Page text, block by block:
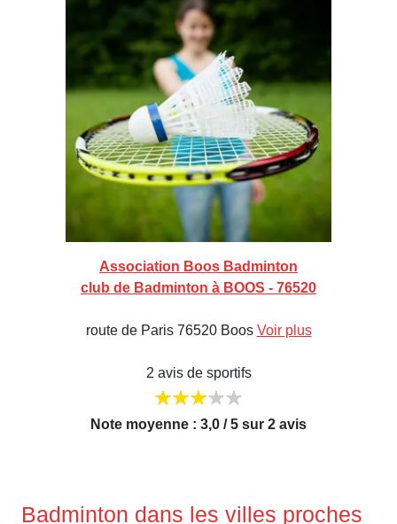
Association Boos Badminton
club de Badminton à BOOS - 76520
route de Paris 76520 Boos Voir plus
2 avis de sportifs
Note moyenne : 3,0 / 5 sur 2 avis
Badminton dans les villes proches